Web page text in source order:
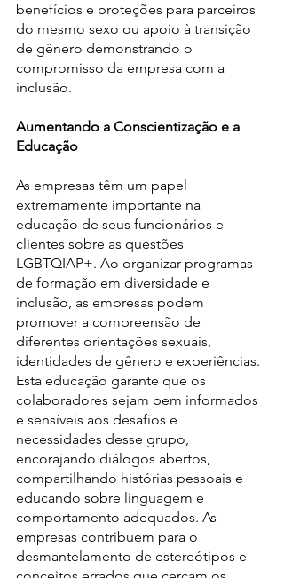
benefícios e proteções para parceiros
do mesmo sexo ou apoio à transição
de gênero demonstrando o
compromisso da empresa com a
inclusão.
Aumentando a Conscientização e a
Educação
As empresas têm um papel
extremamente importante na
educação de seus funcionários e
clientes sobre as questões
LGBTQIAP+. Ao organizar programas
de formação em diversidade e
inclusão, as empresas podem
promover a compreensão de
diferentes orientações sexuais,
identidades de gênero e experiências.
Esta educação garante que os
colaboradores sejam bem informados
e sensíveis aos desafios e
necessidades desse grupo,
encorajando diálogos abertos,
compartilhando histórias pessoais e
educando sobre linguagem e
comportamento adequados. As
empresas contribuem para o
desmantelamento de estereótipos e